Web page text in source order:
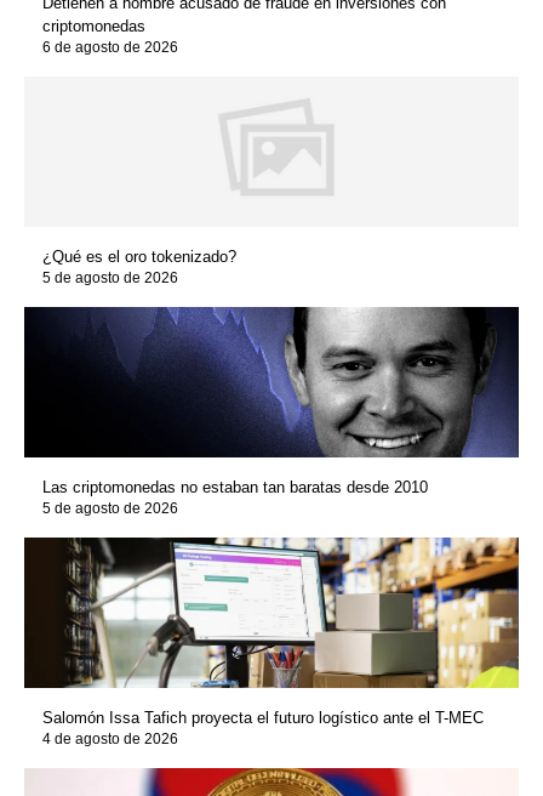
criptomonedas
6 de agosto de 2026
¿Qué es el oro tokenizado?
5 de agosto de 2026
Las criptomonedas no estaban tan baratas desde 2010
5 de agosto de 2026
Salomón Issa Tafich proyecta el futuro logístico ante el T-MEC
4 de agosto de 2026